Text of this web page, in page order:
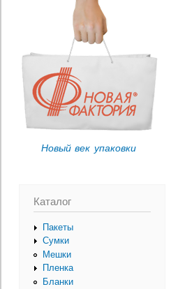
Новый век упаковки
Каталог
Пакеты
Сумки
Мешки
Пленка
Бланки